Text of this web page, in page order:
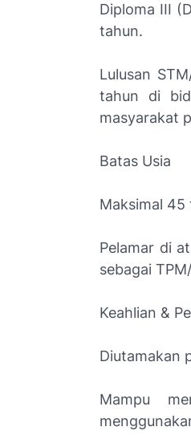
Diploma III
tahun.
Lulusan
tahun di
masyarakat
Batas Usia
Maksimal 45
Pelamar di
sebagai
Keahlian &
Diutamakan
Mampu